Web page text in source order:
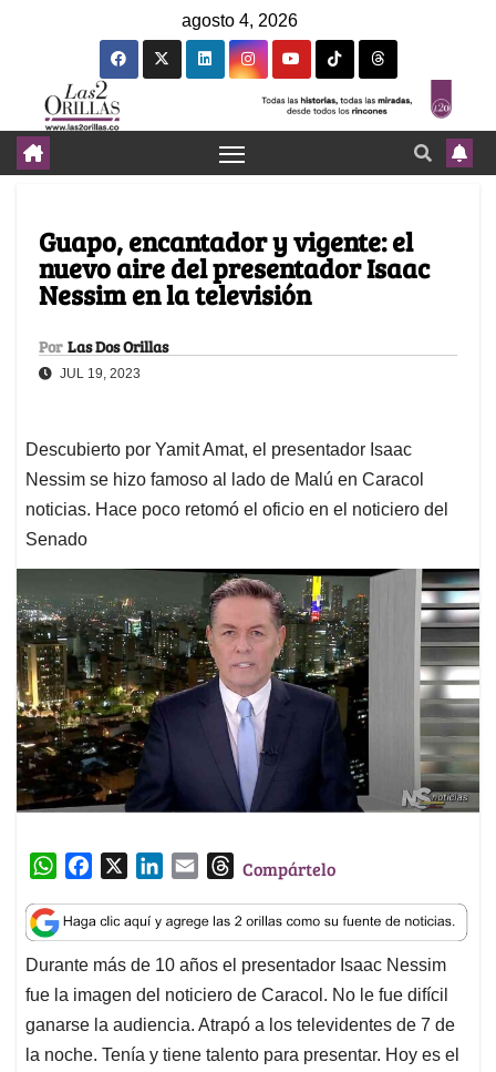
agosto 4, 2026
Guapo, encantador y vigente: el
nuevo aire del presentador Isaac
Nessim en la televisión
Por Las Dos Orillas
JUL 19, 2023
Descubierto por Yamit Amat, el presentador Isaac
Nessim se hizo famoso al lado de Malú en Caracol
noticias. Hace poco retomó el oficio en el noticiero del
Senado
W
a
t
s
A
p
p
c
e
b
o
o
k
n
k
e
d
I
n
a
i
l
T
r
e
a
d
s
Compártelo
Durante más de 10 años el presentador Isaac Nessim
fue la imagen del noticiero de Caracol. No le fue difícil
ganarse la audiencia. Atrapó a los televidentes de 7 de
la noche. Tenía y tiene talento para presentar. Hoy es el